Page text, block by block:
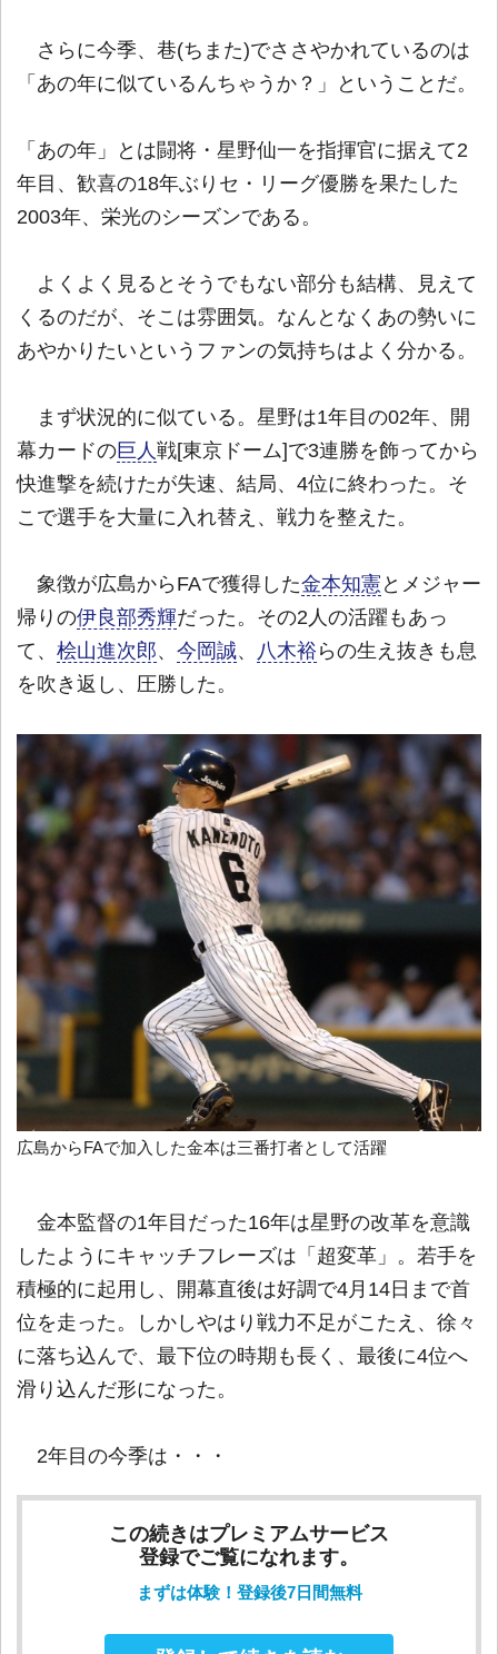
さらに今季、巷(ちまた)でささやかれているのは
「あの年に似ているんちゃうか？」ということだ。
「あの年」とは闘将・星野仙一を指揮官に据えて2
年目、歓喜の18年ぶりセ・リーグ優勝を果たした
2003年、栄光のシーズンである。
よくよく見るとそうでもない部分も結構、見えて
くるのだが、そこは雰囲気。なんとなくあの勢いに
あやかりたいというファンの気持ちはよく分かる。
まず状況的に似ている。星野は1年目の02年、開
幕カードの巨人 戦[東京ドーム]で3連勝を飾ってから
快進撃を続けたが失速、結局、4位に終わった。そ
こで選手を大量に入れ替え、戦力を整えた。
象徴が広島からFAで獲得した金本知憲 とメジャー
帰りの伊良部秀輝だった。その2人の活躍もあっ
て、 桧山進次郎、 今岡誠、 八木裕 らの生え抜きも息
を吹き返し、圧勝した。
広島からFAで加入した金本は三番打者として活躍
金本監督の1年目だった16年は星野の改革を意識
したようにキャッチフレーズは「超変革」。若手を
積極的に起用し、開幕直後は好調で4月14日まで首
位を走った。しかしやはり戦力不足がこたえ、徐々
に落ち込んで、最下位の時期も長く、最後に4位へ
滑り込んだ形になった。
2年目の今季は・・・
この続きはプレミアムサービス
登録でご覧になれます。
まずは体験！登録後7日間無料